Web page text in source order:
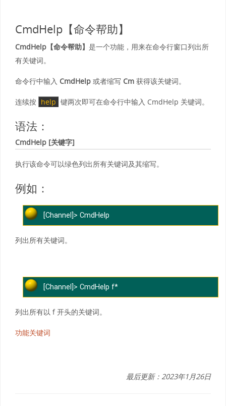
CmdHelp【命令帮助】
CmdHelp【命令帮助】 是一个功能，用来在命令行窗口列出所
有关键词。
命令行中输入 CmdHelp或者缩写 Cm获得该关键词。
连续按 help 键两次即可在命令行中输入 CmdHelp 关键词。
语法：
CmdHelp [关键字]
执行该命令可以绿色列出所有关键词及其缩写。
例如：
[Channel]> ​CmdHelp
列出所有关键词。
[Channel]> ​CmdHelp f*
列出所有以 f 开头的关键词。
功能关键词
最后更新：2023年1月26日